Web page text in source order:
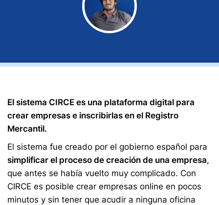
El sistema CIRCE es una plataforma digital para
crear empresas e inscribirlas en el Registro
Mercantil.
El sistema fue creado por el gobierno español para
simplificar el proceso de creación de una empresa,
que antes se había vuelto muy complicado. Con
CIRCE es posible crear empresas online en pocos
minutos y sin tener que acudir a ninguna oficina